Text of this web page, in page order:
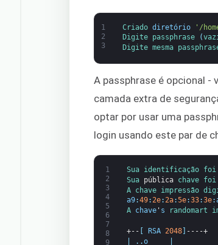
1
2
3
Criado diretório '/
Digite passphrase (
Digite mesma
A passphrase é opcional -
camada extra de
optar por usar uma
login usando este par de
1
2
3
4
5
6
7
8
9
Sua identificação foi
Sua pública chave foi
A chave impressão
a9:49:2e:2a:5e:33:3e:
A chave' s randomart
+-- [ RSA 2048] ----+
. .o